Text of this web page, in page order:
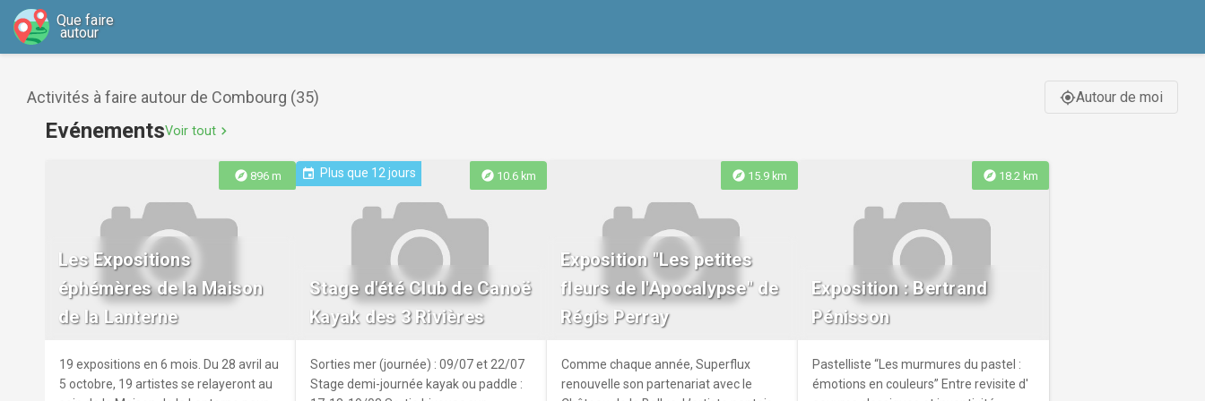
Que faire
autour
Activités à faire autour de Combourg (35) gps_fixedAutour de moi
EvénementsVoir tout chevron_right
explore 896 m
Les Expositions
éphémères de la Maison
de la Lanterne
19 expositions en 6 mois. Du 28 avril au
5 octobre, 19 artistes se relayeront au
explore 10.6 km
event Plus que 12 jours
Stage d'été Club de Canoë
Kayak des 3 Rivières
Sorties mer (journée) : 09/07 et 22/07
Stage demi-journée kayak ou paddle :
explore 15.9 km
Exposition "Les petites
fleurs de l'Apocalypse" de
Régis Perray
Comme chaque année, Superflux
renouvelle son partenariat avec le
explore 18.2 km
Exposition : Bertrand
Pénisson
Pastelliste “Les murmures du pastel :
émotions en couleurs” Entre revisite d'